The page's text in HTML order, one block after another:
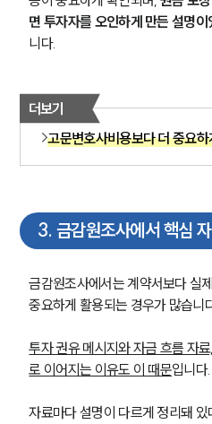
면 투자자를 오인하게 만든 설명
니다.
더보기
고문변호사비용보다 더 중요
3. 금감원조사에서 핵심
금감원조사에서는 계약서보다 실
중요하게 활용되는 경우가 많습니
투자 권유 메시지와 자금 흐름 자
로 이어지는 이유도 이 때문입니다.
자료마다 설명이 다르게 정리돼